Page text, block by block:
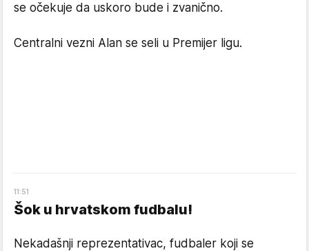
se očekuje da uskoro bude i zvanično.
Centralni vezni Alan se seli u Premijer ligu.
11:51
Šok u hrvatskom fudbalu!
Nekadašnji reprezentativac, fudbaler koji se